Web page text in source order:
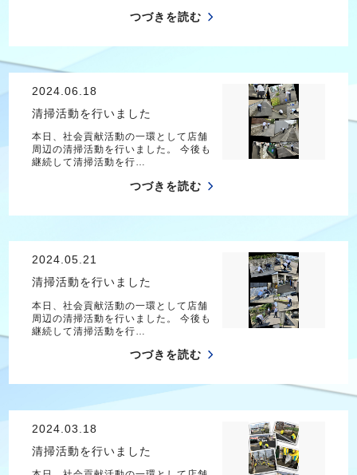
つづきを読む
2024.06.18
清掃活動を行いました
本日、社会貢献活動の一環として店舗
周辺の清掃活動を行いました。 今後も
継続して清掃活動を行…
つづきを読む
2024.05.21
清掃活動を行いました
本日、社会貢献活動の一環として店舗
周辺の清掃活動を行いました。 今後も
継続して清掃活動を行…
つづきを読む
2024.03.18
清掃活動を行いました